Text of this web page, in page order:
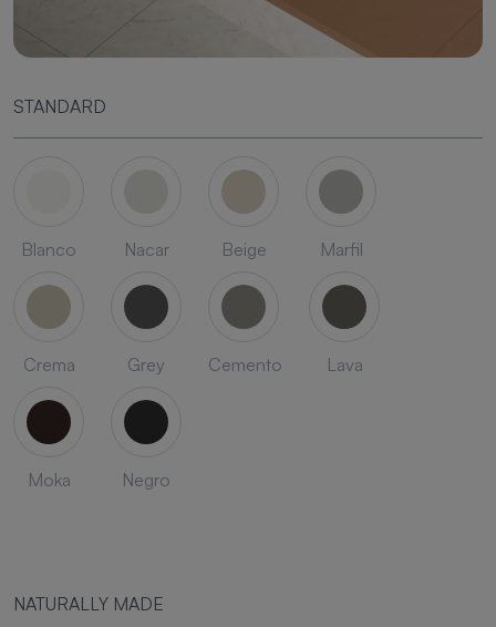
STANDARD
Blanco Nacar Beige Marfil
Crema Grey Cemento Lava
Moka Negro
NATURALLY MADE